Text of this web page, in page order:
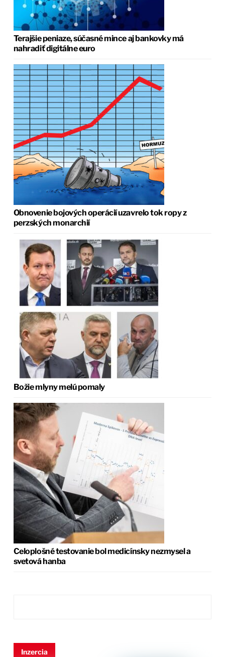
Terajšie peniaze, súčasné mince aj bankovky má
nahradiť digitálne euro
Obnovenie bojových operácií uzavrelo tok ropy z
perzských monarchií
Božie mlyny melú pomaly
Celoplošné testovanie bol medicínsky nezmysel a
svetová hanba
Inzercia